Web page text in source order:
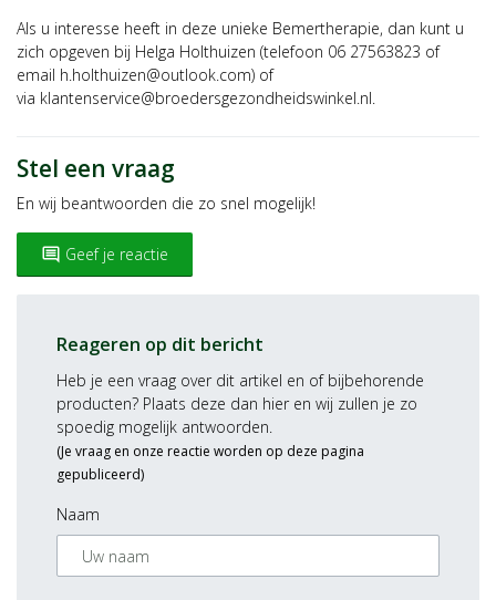
Als u interesse heeft in deze unieke Bemertherapie, dan kunt u
zich opgeven bij Helga Holthuizen (telefoon 06 27563823 of
email h.holthuizen@outlook.com) of
via klantenservice@broedersgezondheidswinkel.nl.
Stel een vraag
En wij beantwoorden die zo snel mogelijk!
insert_comment Geef je reactie
Reageren op dit bericht
Heb je een vraag over dit artikel en of bijbehorende
producten? Plaats deze dan hier en wij zullen je zo
spoedig mogelijk antwoorden.
(Je vraag en onze reactie worden op deze pagina
gepubliceerd)
Naam